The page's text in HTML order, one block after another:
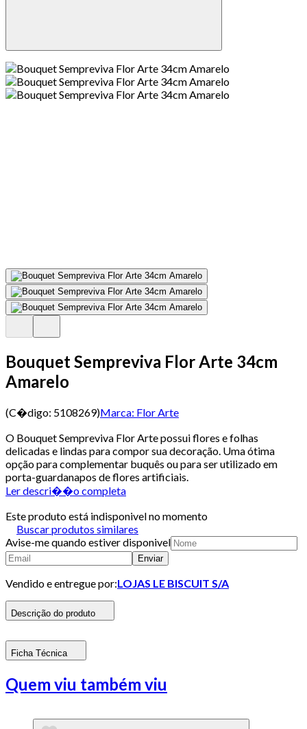
Bouquet Sempreviva Flor Arte 34cm
Amarelo
(C�digo: 5108269)Marca: Flor Arte
O Bouquet Sempreviva Flor Arte possui flores e folhas
delicadas e lindas para compor sua decoração. Uma ótima
opção para complementar buquês ou para ser utilizado em
porta-guardanapos de flores artificiais.
Ler descri��o completa
Este produto está indisponivel no momento
Buscar produtos similares
Avise-me quando estiver disponivel
Enviar
Vendido e entregue por:LOJAS LE BISCUIT S/A
Descrição do produto
Ficha Técnica
Quem viu também viu